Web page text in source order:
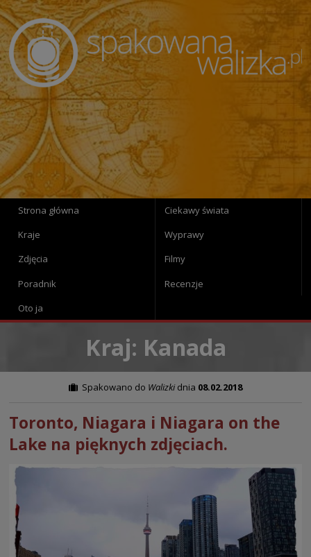
Strona główna
Ciekawy świata
Kraje
Wyprawy
Zdjęcia
Filmy
Poradnik
Recenzje
Oto ja
Kraj: Kanada
Spakowano do Walizkidnia 08.02.2018
Toronto, Niagara i Niagara on the
Lake na pięknych zdjęciach.